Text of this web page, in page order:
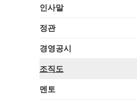
인사말
정관
경영공시
조직도
멘토